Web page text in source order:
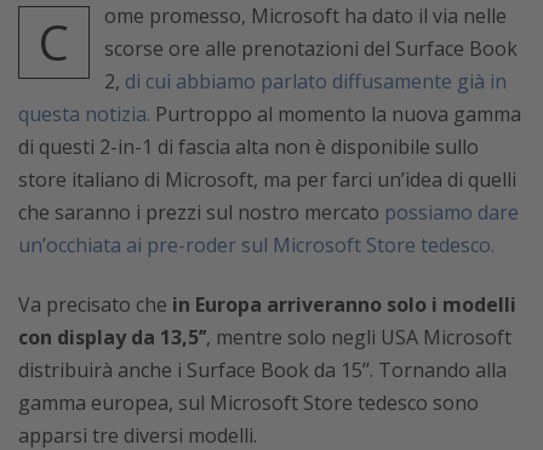
C
ome promesso, Microsoft ha dato il via nelle
scorse ore alle prenotazioni del Surface Book
2, di cui abbiamo parlato diffusamente già in
questa notizia. Purtroppo al momento la nuova gamma
di questi 2-in-1 di fascia alta non è disponibile sullo
store italiano di Microsoft, ma per farci un’idea di quelli
che saranno i prezzi sul nostro mercato possiamo dare
un’occhiata ai pre-roder sul Microsoft Store tedesco.
Va precisato che in Europa arriveranno solo i modelli
con display da 13,5’’, mentre solo negli USA Microsoft
distribuirà anche i Surface Book da 15’’. Tornando alla
gamma europea, sul Microsoft Store tedesco sono
apparsi tre diversi modelli.